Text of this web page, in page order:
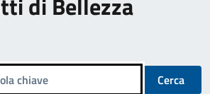
Cerca